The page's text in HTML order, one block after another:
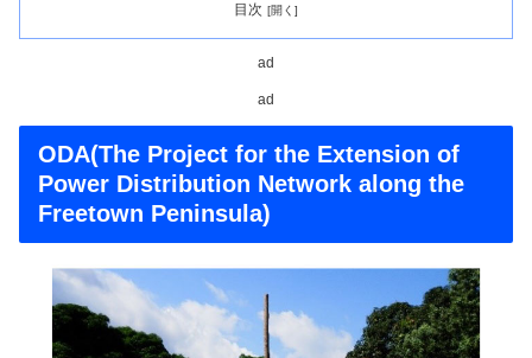
目次
ad
ad
ODA(The Project for the Extension of
Power Distribution Network along the
Freetown Peninsula)